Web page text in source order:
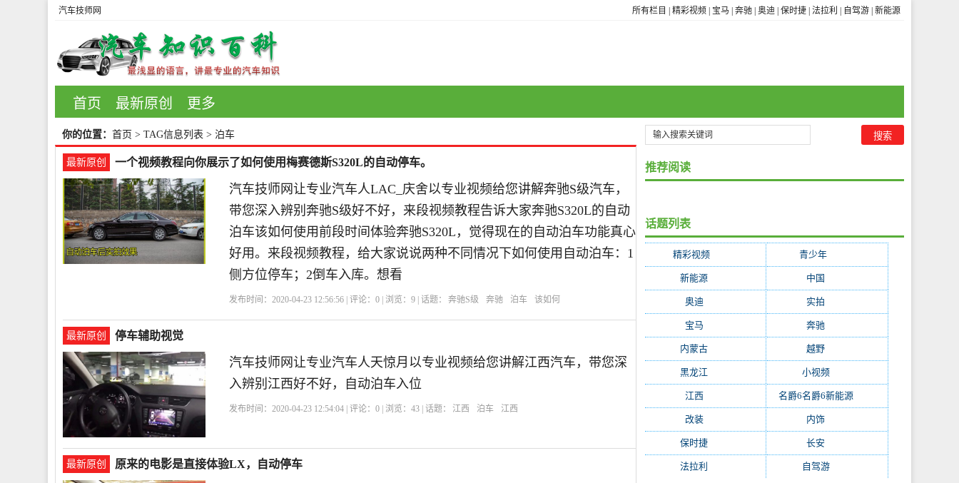
所有栏目 精彩视频 宝马 奔驰 奥迪 保时捷 法拉利 自驾游 新能源
汽车技师网
首页 最新原创 更多
你的位置： 首页 > TAG信息列表 > 泊车
最新原创 一个视频教程向你展示了如何使用梅赛德斯S320L的自动停车。
汽车技师网让专业汽车人LAC_庆舍以专业视频给您讲解奔驰S级汽车，
带您深入辨别奔驰S级好不好，来段视频教程告诉大家奔驰S320L的自动
泊车该如何使用前段时间体验奔驰S320L，觉得现在的自动泊车功能真心
好用。来段视频教程，给大家说说两种不同情况下如何使用自动泊车：1
侧方位停车；2倒车入库。想看
发布时间：2020-04-23 12:56:56 | 评论：0 | 浏览：9 | 话题： 奔驰S级 奔驰 泊车 该如何
最新原创 停车辅助视觉
汽车技师网让专业汽车人天惊月以专业视频给您讲解江西汽车，带您深
入辨别江西好不好，自动泊车入位
发布时间：2020-04-23 12:54:04 | 评论：0 | 浏览：43 | 话题： 江西 泊车 江西
最新原创 原来的电影是直接体验LX，自动停车
推荐阅读
话题列表
精彩视频 青少年
新能源 中国
奥迪 实拍
宝马 奔驰
内蒙古 越野
黑龙江 小视频(171)
江西(170) 名爵6名爵6新能源(168)
改装(162) 内饰
保时捷 长安
法拉利 自驾游(112)